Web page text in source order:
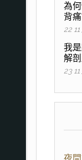
為
背痛
22
我
解
23